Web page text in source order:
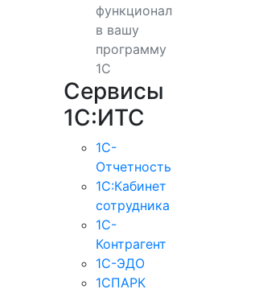
функционал
в вашу
программу
1С
Сервисы
1С:ИТС
1С-
Отчетность
1С:Кабинет
сотрудника
1С-
Контрагент
1С-ЭДО
1СПАРК